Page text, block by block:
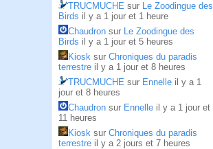
TRUCMUCHE sur Le Zoodingue des
Birds il y a 1 jour et 1 heure
Chaudron sur Le Zoodingue des
Birds il y a 1 jour et 5 heures
Kiosk sur Chroniques du paradis
terrestre il y a 1 jour et 8 heures
TRUCMUCHE sur Ennelle il y a 1
jour et 8 heures
Chaudron sur Ennelle il y a 1 jour et
11 heures
Kiosk sur Chroniques du paradis
terrestre il y a 2 jours et 7 heures